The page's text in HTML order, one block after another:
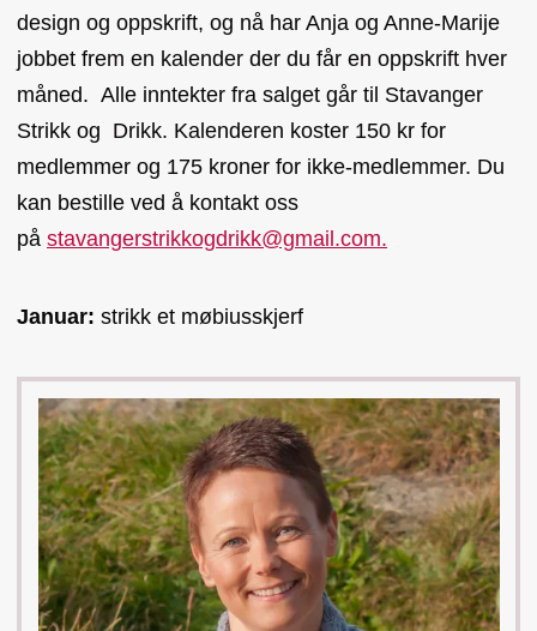
design og oppskrift, og nå har Anja og Anne-Marije
jobbet frem en kalender der du får en oppskrift hver
måned. Alle inntekter fra salget går til Stavanger
Strikk og Drikk. Kalenderen koster 150 kr for
medlemmer og 175 kroner for ikke-medlemmer. Du
kan bestille ved å kontakt oss
på stavangerstrikkogdrikk@gmail.com.
Januar: strikk et møbiusskjerf